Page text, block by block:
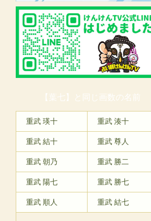
【葉七】と同じ画数の名前
重武 瑛十 重武 湊十
重武 結十 重武 尊人
重武 朝乃 重武 勝二
重武 陽七 重武 勝七
重武 順人 重武 結七